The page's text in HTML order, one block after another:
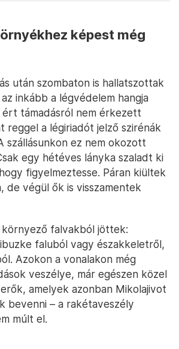
képest még
után szombaton is hallatszottak
inkább a légvédelem hangja
támadásról nem érkezett
reggel a légiriadót jelző szirénák
szállásunkon ez nem okozott
egy hétéves lányka szaladt ki
figyelmeztesse. Páran kiültek
de végül ők is visszamentek
környező falvakból jöttek:
faluból vagy északkeletről,
Azokon a vonalakon még
veszélye, már egészen közel
amelyek azonban Mikolajivot
bevenni – a rakétaveszély
múlt el.